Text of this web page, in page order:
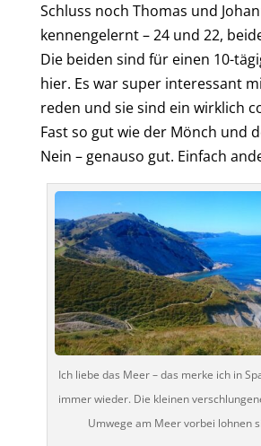
Schluss noch Thomas und
kennengelernt – 24 und 22,
Die beiden sind für einen 10-
hier. Es war super interessant
reden und sie sind ein wirklich
Fast so gut wie der Mönch und
Nein – genauso gut. Einfach
Ich liebe das Meer – das merke ich in
immer wieder. Die kleinen
Umwege am Meer vorbei lohnen